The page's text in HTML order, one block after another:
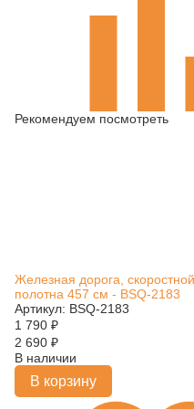
Рекомендуем посмотреть
Железная дорога,
полотна 457 см - BSQ-2183
Артикул: BSQ-2183
1 790 ₽
2 690 ₽
В наличии
В корзину